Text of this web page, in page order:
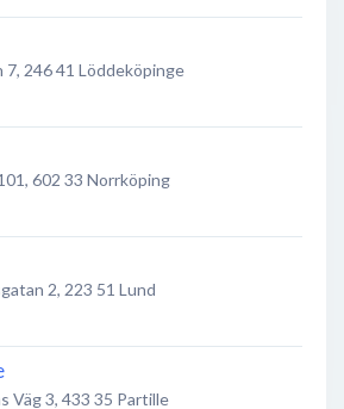
7, 246 41 Löddeköpinge
, 602 33 Norrköping
2, 223 51 Lund
Väg 3, 433 35 Partille